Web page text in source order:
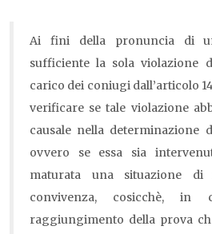
Ai fini della pronuncia di
sufficiente la sola violazione
carico dei coniugi dall’articolo
verificare se tale violazione
causale nella determinazione
ovvero se essa sia
maturata una situazione di
convivenza, cosicchè, in
raggiungimento della prova